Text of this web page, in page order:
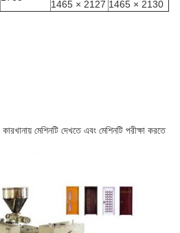
1465 × 2127 1465 × 2130
মেশিনটি দেখতে এবং মেশিনটি পরীক্ষা করতে